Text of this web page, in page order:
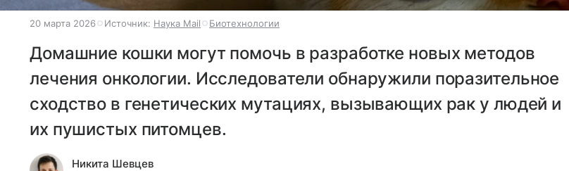
20 марта 2026 Источник: Наука Mail Биотехнологии
Домашние кошки могут помочь в разработке новых методов
лечения онкологии. Исследователи обнаружили поразительное
сходство в генетических мутациях, вызывающих рак у людей и
их пушистых питомцев.
Никита Шевцев